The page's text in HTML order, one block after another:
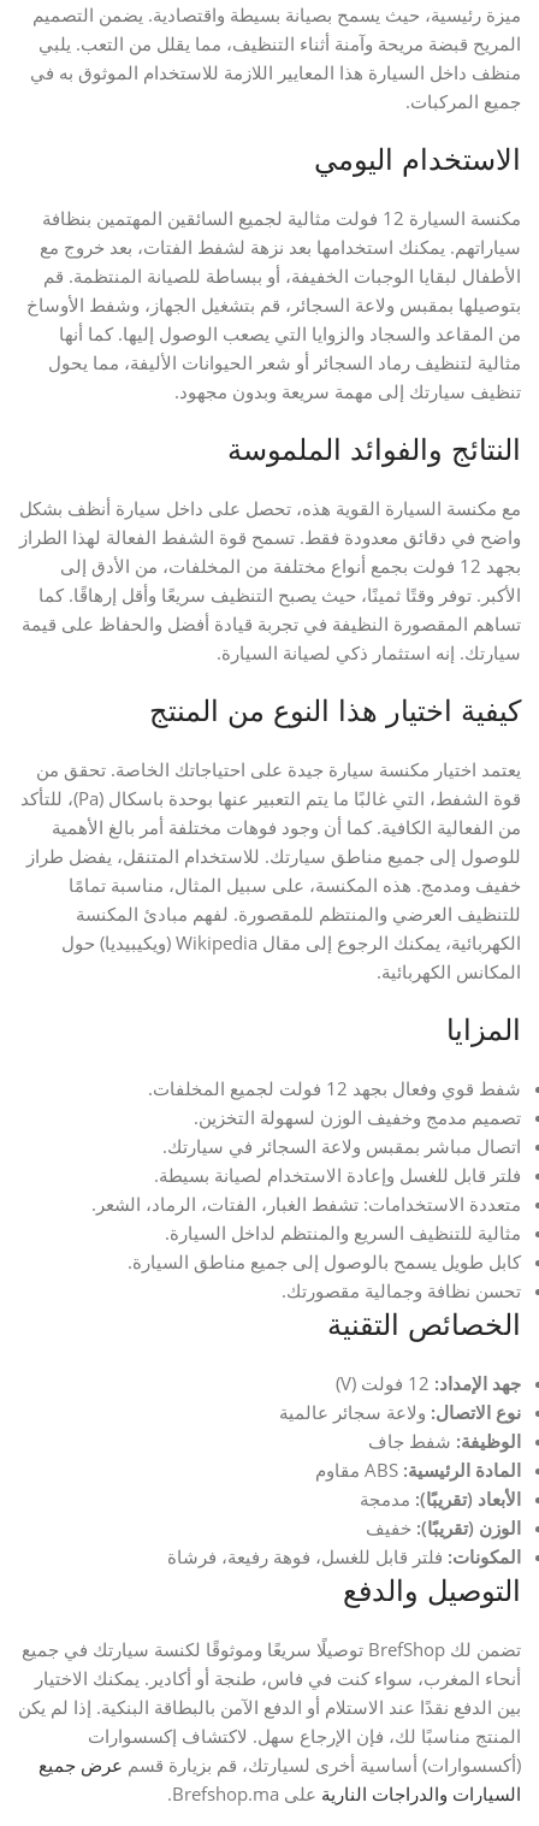
ميزة رئيسية، حيث يسمح بصيانة بسيطة واقتصادية. يضمن التصميم
المريح قبضة مريحة وآمنة أثناء التنظيف، مما يقلل من التعب. يلبي
منظف داخل السيارة هذا المعايير اللازمة للاستخدام الموثوق به في
جميع المركبات.
الاستخدام اليومي
مكنسة السيارة 12 فولت مثالية لجميع السائقين المهتمين بنظافة
سياراتهم. يمكنك استخدامها بعد نزهة لشفط الفتات، بعد خروج مع
الأطفال لبقايا الوجبات الخفيفة، أو ببساطة للصيانة المنتظمة. قم
بتوصيلها بمقبس ولاعة السجائر، قم بتشغيل الجهاز، وشفط الأوساخ
من المقاعد والسجاد والزوايا التي يصعب الوصول إليها. كما أنها
مثالية لتنظيف رماد السجائر أو شعر الحيوانات الأليفة، مما يحول
تنظيف سيارتك إلى مهمة سريعة وبدون مجهود.
النتائج والفوائد الملموسة
مع مكنسة السيارة القوية هذه، تحصل على داخل سيارة أنظف بشكل
واضح في دقائق معدودة فقط. تسمح قوة الشفط الفعالة لهذا الطراز
بجهد 12 فولت بجمع أنواع مختلفة من المخلفات، من الأدق إلى
الأكبر. توفر وقتًا ثمينًا، حيث يصبح التنظيف سريعًا وأقل إرهاقًا. كما
تساهم المقصورة النظيفة في تجربة قيادة أفضل والحفاظ على قيمة
سيارتك. إنه استثمار ذكي لصيانة السيارة.
كيفية اختيار هذا النوع من المنتج
يعتمد اختيار مكنسة سيارة جيدة على احتياجاتك الخاصة. تحقق من
قوة الشفط، التي غالبًا ما يتم التعبير عنها بوحدة باسكال (Pa)، للتأكد
من الفعالية الكافية. كما أن وجود فوهات مختلفة أمر بالغ الأهمية
للوصول إلى جميع مناطق سيارتك. للاستخدام المتنقل، يفضل طراز
خفيف ومدمج. هذه المكنسة، على سبيل المثال، مناسبة تمامًا
للتنظيف العرضي والمنتظم للمقصورة. لفهم مبادئ المكنسة
الكهربائية، يمكنك الرجوع إلى مقال Wikipedia (ويكيبيديا) حول
المكانس الكهربائية.
المزايا
شفط قوي وفعال بجهد 12 فولت لجميع المخلفات.
تصميم مدمج وخفيف الوزن لسهولة التخزين.
اتصال مباشر بمقبس ولاعة السجائر في سيارتك.
فلتر قابل للغسل وإعادة الاستخدام لصيانة بسيطة.
متعددة الاستخدامات: تشفط الغبار، الفتات، الرماد، الشعر.
مثالية للتنظيف السريع والمنتظم لداخل السيارة.
كابل طويل يسمح بالوصول إلى جميع مناطق السيارة.
تحسن نظافة وجمالية مقصورتك.
الخصائص التقنية
جهد الإمداد:
نوع الاتصال: ولاعة سجائر عالمية
الوظيفة: شفط جاف
المادة الرئيسية:
الأبعاد (تقريبًا): مدمجة
الوزن (تقريبًا): خفيف
المكونات: فلتر قابل للغسل، فوهة رفيعة، فرشاة
التوصيل والدفع
تضمن لك BrefShop توصيلًا سريعًا وموثوقًا لكنسة سيارتك في جميع
أنحاء المغرب، سواء كنت في فاس، طنجة أو أكادير. يمكنك الاختيار
بين الدفع نقدًا عند الاستلام أو الدفع الآمن بالبطاقة البنكية. إذا لم يكن
المنتج مناسبًا لك، فإن الإرجاع سهل. لاكتشاف إكسسوارات
(أكسسوارات) أساسية أخرى لسيارتك، قم بزيارة قسم عرض جميع
السيارات والدراجات النارية على Brefshop.ma.